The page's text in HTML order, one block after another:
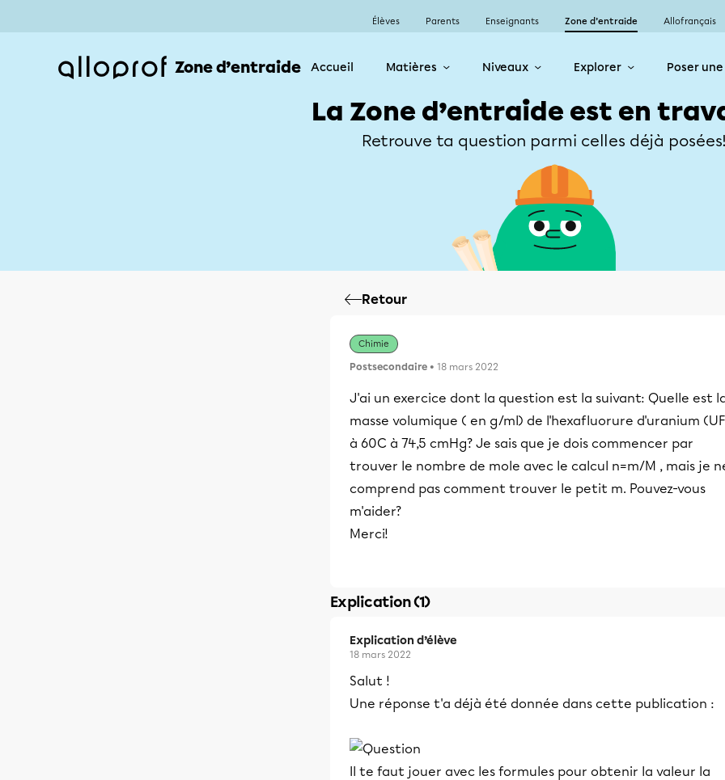
Élèves Parents Enseignants Zone d’entraide Allofrançais
Zone d’entraide Accueil Matières Niveaux Explorer Poser
La Zone d’entraide est en
Retrouve ta question parmi celles déjà
Retour
Chimie
Postsecondaire • 18 mars 2022
J'ai un exercice dont la question est la suivant: Quelle est
masse volumique ( en g/ml) de l'hexafluorure d'uranium
à 60C à 74,5 cmHg? Je sais que je dois commencer par
trouver le nombre de mole avec le calcul n=m/M , mais je
comprend pas comment trouver le petit m. Pouvez-vous
m'aider?
Merci!
Explication (1)
Explication d’élève
18 mars 2022
Salut !
Une réponse t'a déjà été donnée dans cette publication :
Il te faut jouer avec les formules pour obtenir la valeur la